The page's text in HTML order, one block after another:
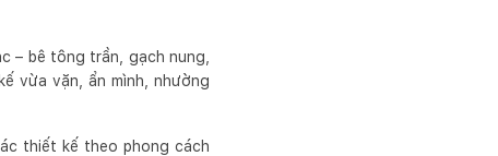
– bê tông trần, gạch nung,
vừa vặn, ẩn mình, nhường
thiết kế theo phong cách